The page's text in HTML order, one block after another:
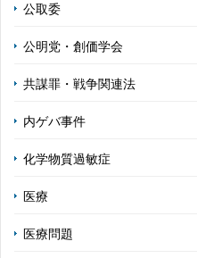
公取委
公明党・創価学会
共謀罪・戦争関連法
内ゲバ事件
化学物質過敏症
医療
医療問題